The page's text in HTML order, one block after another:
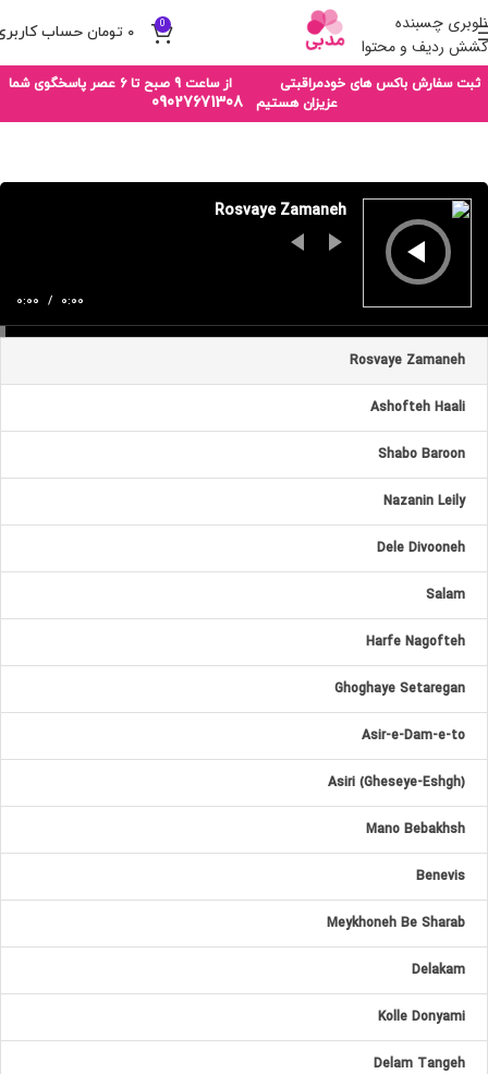
ناوبری چسبنده
کشش ردیف و محتوا
0 ۰ تومان
ثبت سفارش باکس های خودمراقبتی از ساعت 9 صبح تا 6 عصر پاسخگوی شما
عزیزان هستیم
09027671308
پخش‌کننده
صوت Rosvaye Zamaneh
0:00
/
0:00
Rosvaye Zamaneh
Ashofteh Haali
Shabo Baroon
Nazanin Leily
Dele Divooneh
Salam
Harfe Nagofteh
Ghoghaye Setaregan
Asir-e-Dam-e-to
Asiri (Gheseye-Eshgh)
Mano Bebakhsh
Benevis
Meykhoneh Be Sharab
Delakam
Kolle Donyami
Delam Tangeh